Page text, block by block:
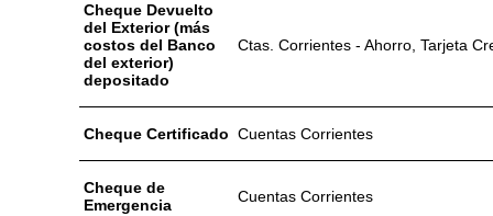
Cheque Devuelto
del Exterior (más
costos del Banco
del exterior)
depositado
Ctas. Corrientes - Ahorro, Tarjeta
Cheque Certificado Cuentas Corrientes
Cheque de
Emergencia
Cuentas Corrientes